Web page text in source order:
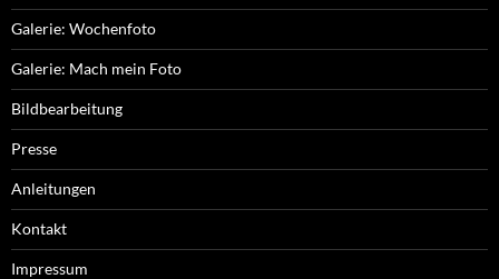
Galerie: Wochenfoto
Galerie: Mach mein Foto
Bildbearbeitung
Presse
Anleitungen
Kontakt
Impressum